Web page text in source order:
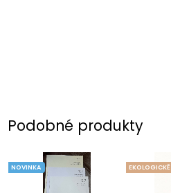
Podobné produkty
NOVINKA EKOLOGICKĚ